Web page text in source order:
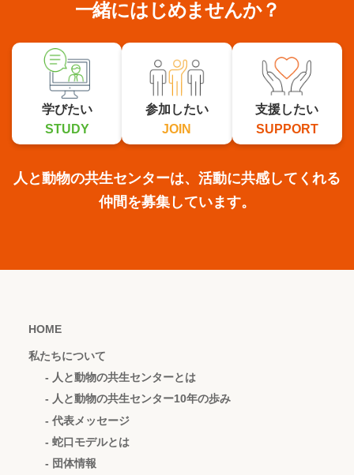
一緒にはじめませんか？
学びたい
STUDY
参加したい
JOIN
支援したい
SUPPORT
人と動物の共生センターは、活動に共感してくれる
仲間を募集しています。
HOME
私たちについて
- 人と動物の共生センターとは
- 人と動物の共生センター10年の歩み
- 代表メッセージ
- 蛇口モデルとは
- 団体情報